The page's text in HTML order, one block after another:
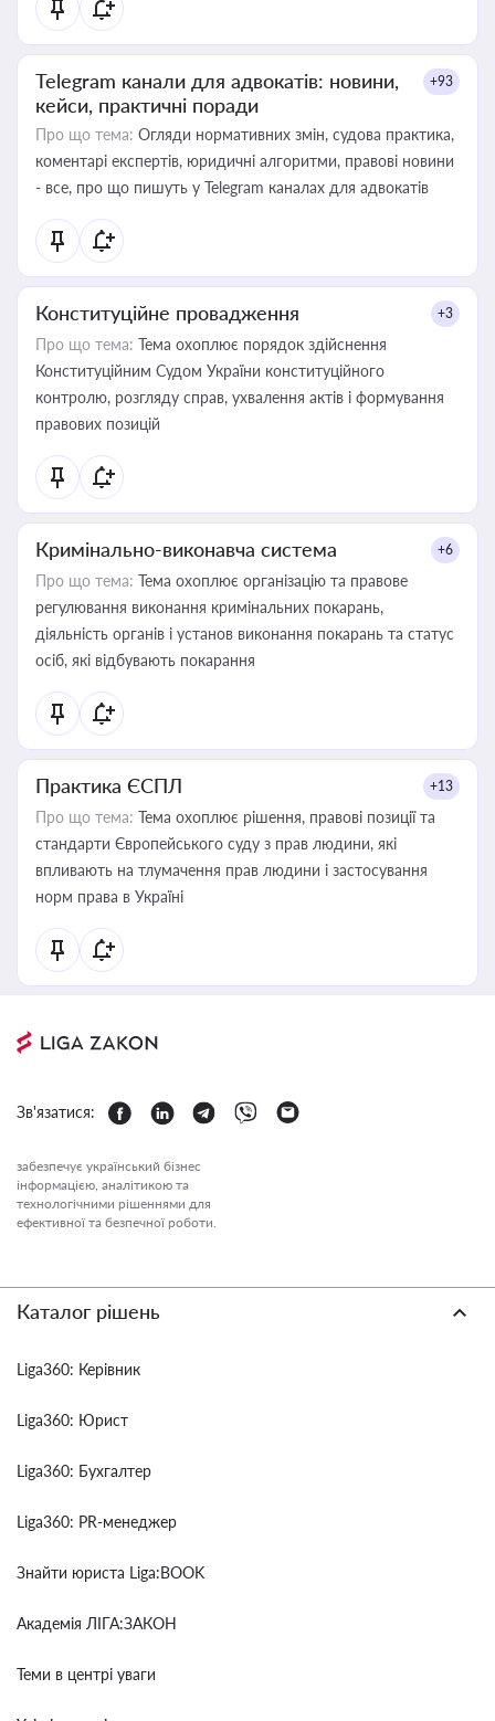
Telegram канали для адвокатів: новини,
кейси, практичні поради
+93
Про що тема: Огляди нормативних змін, судова практика,
коментарі експертів, юридичні алгоритми, правові новини
- все, про що пишуть у Telegram каналах для адвокатів
Конституційне провадження +3
Про що тема: Тема охоплює порядок здійснення
Конституційним Судом України конституційного
контролю, розгляду справ, ухвалення актів і формування
правових позицій
Кримінально-виконавча система +6
Про що тема: Тема охоплює організацію та правове
регулювання виконання кримінальних покарань,
діяльність органів і установ виконання покарань та статус
осіб, які відбувають покарання
Практика ЄСПЛ +13
Про що тема: Тема охоплює рішення, правові позиції та
стандарти Європейського суду з прав людини, які
впливають на тлумачення прав людини і застосування
норм права в Україні
Зв'язатися:
забезпечує український бізнес
інформацією, аналітикою та
технологічними рішеннями для
ефективної та безпечної роботи.
Каталог рішень
Liga360: Керівник
Liga360: Юрист
Liga360: Бухгалтер
Liga360: PR-менеджер
Знайти юриста Liga:BOOK
Академія ЛІГА:ЗАКОН
Теми в центрі уваги